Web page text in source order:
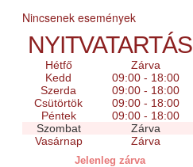
Nincsenek események
NYITVATARTÁS
Hétfő
Zárva
Kedd
09:00 - 18:00
Szerda
09:00 - 18:00
Csütörtök
09:00 - 18:00
Péntek
09:00 - 18:00
Szombat
Zárva
Vasárnap
Zárva
Jelenleg zárva